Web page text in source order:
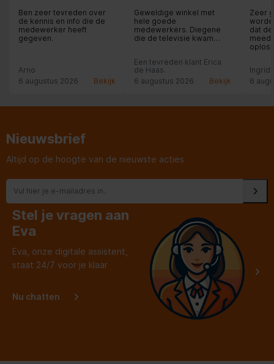
Ben zeer tevreden over
de kennis en info die de
medewerker heeft
gegeven.
Arno
6 augustus 2026
Bekijk
Geweldige winkel met
hele goede
medewerkers. Diegene
die de televisie kwam
iedereen daar de spullen
te kopen.
Een tevreden klant Erica
de Haas.
6 augustus 2026
Bekijk
Zeer
dat
Ingrid
6
Nieuwsbrief
Altijd op de hoogte van de nieuwste acties
Stel je vragen aan
Eva
Eva, onze digitale assistent,
staat 24/7 voor je klaar
Nu chatten